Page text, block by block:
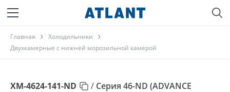
Главная
Холодильники
Двухкамерные с нижней морозильной камерой
ХМ-4624-141-ND / Серия 46-ND (ADVANCE